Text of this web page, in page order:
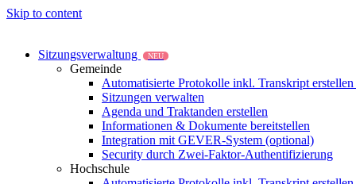
Skip to content
Sitzungsverwaltung NEU
Gemeinde
Automatisierte Protokolle inkl. Transkript erstellen
Sitzungen verwalten
Agenda und Traktanden erstellen
Informationen & Dokumente bereitstellen
Integration mit GEVER-System (optional)
Security durch Zwei-Faktor-Authentifizierung
Hochschule